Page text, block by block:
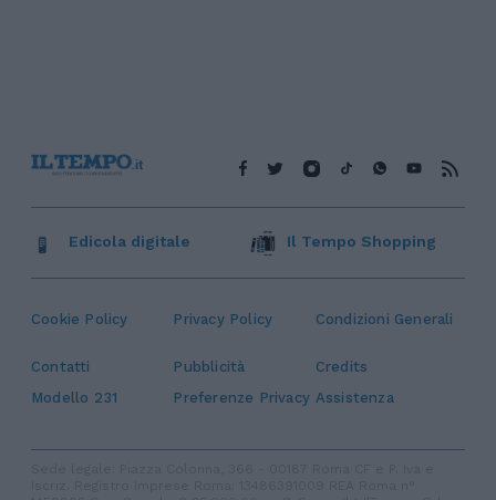
Cookie Policy Privacy Policy Condizioni Generali
Contatti Pubblicità
Credits
Modello 231
Preferenze Privacy Assistenza
Edicola digitale Il Tempo Shopping